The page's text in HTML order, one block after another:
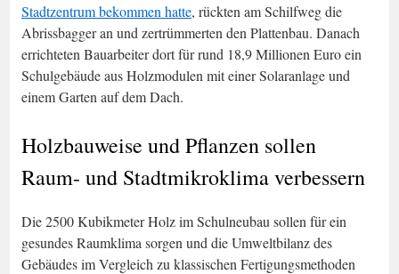
Stadtzentrum bekommen hatte, rückten am Schilfweg die
Abrissbagger an und zertrümmerten den Plattenbau. Danach
errichteten Bauarbeiter dort für rund 18,9 Millionen Euro ein
Schulgebäude aus Holzmodulen mit einer Solaranlage und
einem Garten auf dem Dach.
Holzbauweise und Pflanzen sollen
Raum- und Stadtmikroklima verbessern
Die 2500 Kubikmeter Holz im Schulneubau sollen für ein
gesundes Raumklima sorgen und die Umweltbilanz des
Gebäudes im Vergleich zu klassischen Fertigungsmethoden